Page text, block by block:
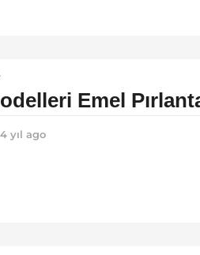
Emel
4 yıl ago